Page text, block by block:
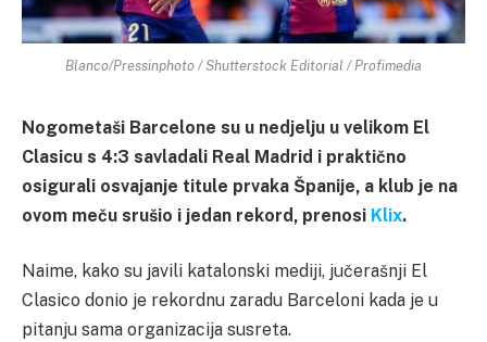
Blanco/Pressinphoto / Shutterstock Editorial / Profimedia
Nogometaši Barcelone su u nedjelju u velikom El
Clasicu s 4:3 savladali Real Madrid i praktično
osigurali osvajanje titule prvaka Španije, a klub je na
ovom meču srušio i jedan rekord, prenosi Klix.
Naime, kako su javili katalonski mediji, jučerašnji El
Clasico donio je rekordnu zaradu Barceloni kada je u
pitanju sama organizacija susreta.